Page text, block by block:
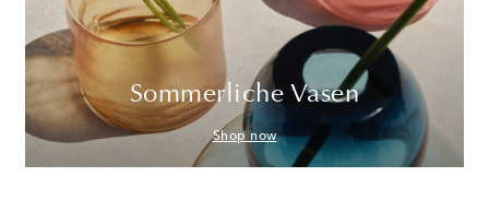
Sommerliche Vasen
Shop now